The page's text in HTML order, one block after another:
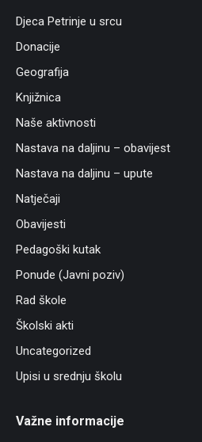
Djeca Petrinje u srcu
Donacije
Geografija
Knjižnica
Naše aktivnosti
Nastava na daljinu – obavijest
Nastava na daljinu – upute
Natječaji
Obavijesti
Pedagoški kutak
Ponude (Javni poziv)
Rad škole
Školski akti
Uncategorized
Upisi u srednju školu
Važne informacije